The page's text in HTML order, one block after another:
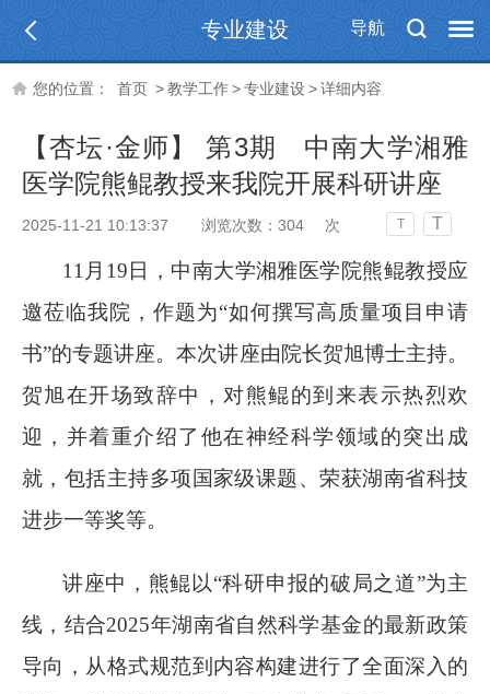
导航
专业建设
您的位置： 首页 >教学工作>专业建设>详细内容
【杏坛·金师】 第3期 中南大学湘雅
医学院熊鲲教授来我院开展科研讲座
2025-11-21 10:13:37 浏览次数： 304 次 T T
11月19日，中南大学湘雅医学院熊鲲教授应
邀莅临我院，作题为“如何撰写高质量项目申请
书”的专题讲座。本次讲座由院长贺旭博士主持。
贺旭在开场致辞中，对熊鲲的到来表示热烈欢
迎，并着重介绍了他在神经科学领域的突出成
就，包括主持多项国家级课题、荣获湖南省科技
进步一等奖等。
讲座中，熊鲲以“科研申报的破局之道”为主
线，结合2025年湖南省自然科学基金的最新政策
导向，从格式规范到内容构建进行了全面深入的